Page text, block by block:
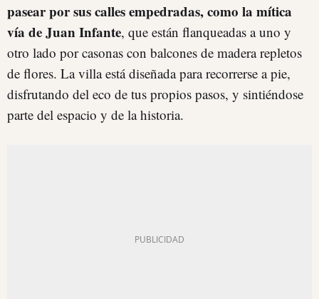
pasear por sus calles empedradas, como la mítica
vía de Juan Infante, que están flanqueadas a uno y
otro lado por casonas con balcones de madera repletos
de flores. La villa está diseñada para recorrerse a pie,
disfrutando del eco de tus propios pasos, y sintiéndose
parte del espacio y de la historia.